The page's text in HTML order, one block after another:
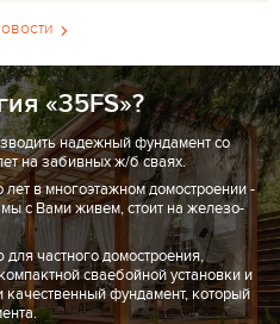
«35FS»?
надежный фундамент со
на забивных ж/б сваях.
лет в многоэтажном домостроении -
с Вами живем, стоит на железо-
частного домостроения,
сваебойной установки и
фундамент, который